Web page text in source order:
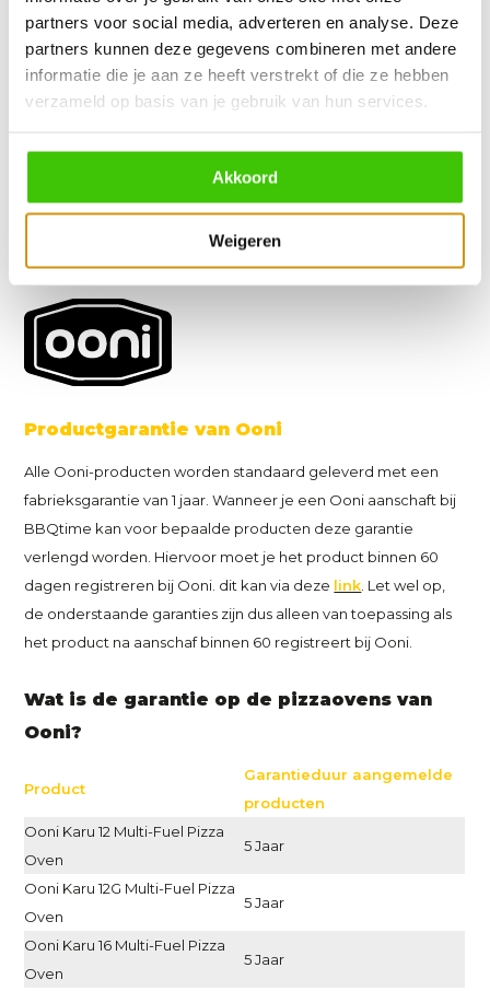
partners voor social media, adverteren en analyse. Deze
partners kunnen deze gegevens combineren met andere
informatie die je aan ze heeft verstrekt of die ze hebben
verzameld op basis van je gebruik van hun services.
Akkoord
Weigeren
voor de werking ervan.
Daarom koop je je Kamado Joe bij
BBQtime.nl
verkoper. Een Kamado Joe-product kopen via een niet-
geautoriseerde verkoper betekend dat je geen garantie
Productgarantie van Ooni
Alle Ooni-producten worden standaard geleverd met een
fabrieksgarantie van 1 jaar. Wanneer je een Ooni aanschaft bij
BBQtime kan voor bepaalde producten deze garantie
verlengd worden. Hiervoor moet je het product binnen 60
dagen registreren bij Ooni. dit kan via deze link . Let wel op,
de onderstaande garanties zijn dus alleen van toepassing als
het product na aanschaf binnen 60 registreert bij Ooni.
Wat is de garantie op de pizzaovens van
Ooni?
Product
Garantieduur aangemelde
producten
Ooni Karu 12 Multi-Fuel Pizza
Oven
5 Jaar
Ooni Karu 12G Multi-Fuel Pizza
Oven
5 Jaar
Ooni Karu 16 Multi-Fuel Pizza
Oven
5 Jaar